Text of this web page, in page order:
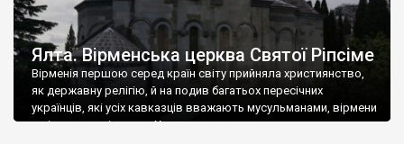
Ялта. Вірменська церква Святої Ріпсіме
Вірменія першою серед країн світу прийняла християнство,
як державну релігію, й на подив багатьох пересічних
українців, які усіх кавказців вважають мусульманами, вірмени
є відданими вірянами Христа